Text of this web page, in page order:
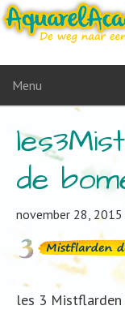
Menu
de
november 28, 2015
les 3